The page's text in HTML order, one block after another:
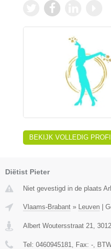
BEKIJK VOLLEDIG
Diëtist Pieter
Niet gevestigd in de plaats
Vlaams-Brabant » Leuven |
Albert Woutersstraat 21 3012
Tel: 0460945181 , Fax: - ,